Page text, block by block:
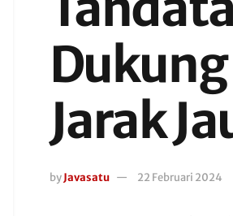
Jarak
by Javasatu 22 Februari 2024